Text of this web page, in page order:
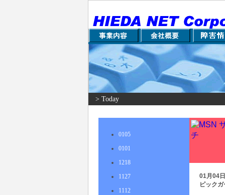
> Today
0105
0101
1218
1127
1112
01月04日
ピック